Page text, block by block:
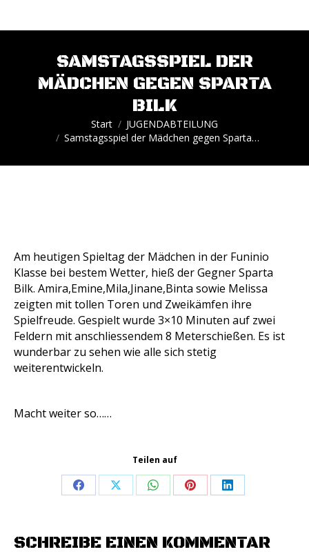
SAMSTAGSSPIEL DER
MÄDCHEN GEGEN SPARTA
BILK
Sie befinden sich hier:
Start
JUGENDABTEILUNG
Samstagsspiel der Mädchen gegen Sparta…
Am heutigen Spieltag der Mädchen in der Funinio
Klasse bei bestem Wetter, hieß der Gegner Sparta
Bilk. Amira,Emine,Mila,Jinane,Binta sowie Melissa
zeigten mit tollen Toren und Zweikämfen ihre
Spielfreude. Gespielt wurde 3×10 Minuten auf zwei
Feldern mit anschliessendem 8 Meterschießen. Es ist
wunderbar zu sehen wie alle sich stetig
weiterentwickeln.
Macht weiter so……
Teilen auf
Share
Facebook
Share
X
Share
WhatsApp
Share
Pinterest
Share
LinkedIn
SCHREIBE EINEN KOMMENTAR